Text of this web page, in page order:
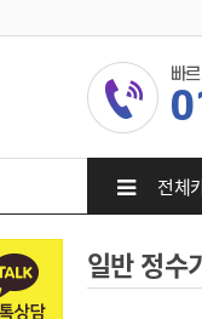
빠
전체
일반 정수